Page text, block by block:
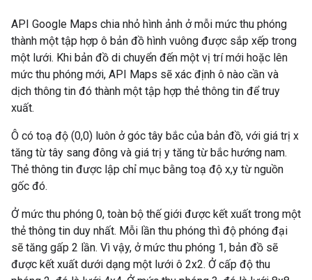
API Google Maps chia nhỏ hình ảnh ở mỗi mức thu phóng
thành một tập hợp ô bản đồ hình vuông được sắp xếp trong
một lưới. Khi bản đồ di chuyển đến một vị trí mới hoặc lên
mức thu phóng mới, API Maps sẽ xác định ô nào cần và
dịch thông tin đó thành một tập hợp thẻ thông tin để truy
xuất.
Ô có toạ độ (0,0) luôn ở góc tây bắc của bản đồ, với giá trị x
tăng từ tây sang đông và giá trị y tăng từ bắc hướng nam.
Thẻ thông tin được lập chỉ mục bằng toạ độ x,y từ nguồn
gốc đó.
Ở mức thu phóng 0, toàn bộ thế giới được kết xuất trong một
thẻ thông tin duy nhất. Mỗi lần thu phóng thì độ phóng đại
sẽ tăng gấp 2 lần. Vì vậy, ở mức thu phóng 1, bản đồ sẽ
được kết xuất dưới dạng một lưới ô 2x2. Ở cấp độ thu